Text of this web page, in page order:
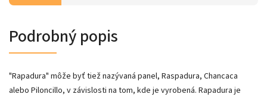
Podrobný popis
"Rapadura" môže byť tiež nazývaná panel, Raspadura, Chancaca
alebo Piloncillo, v závislosti na tom, kde je vyrobená. Rapadura je